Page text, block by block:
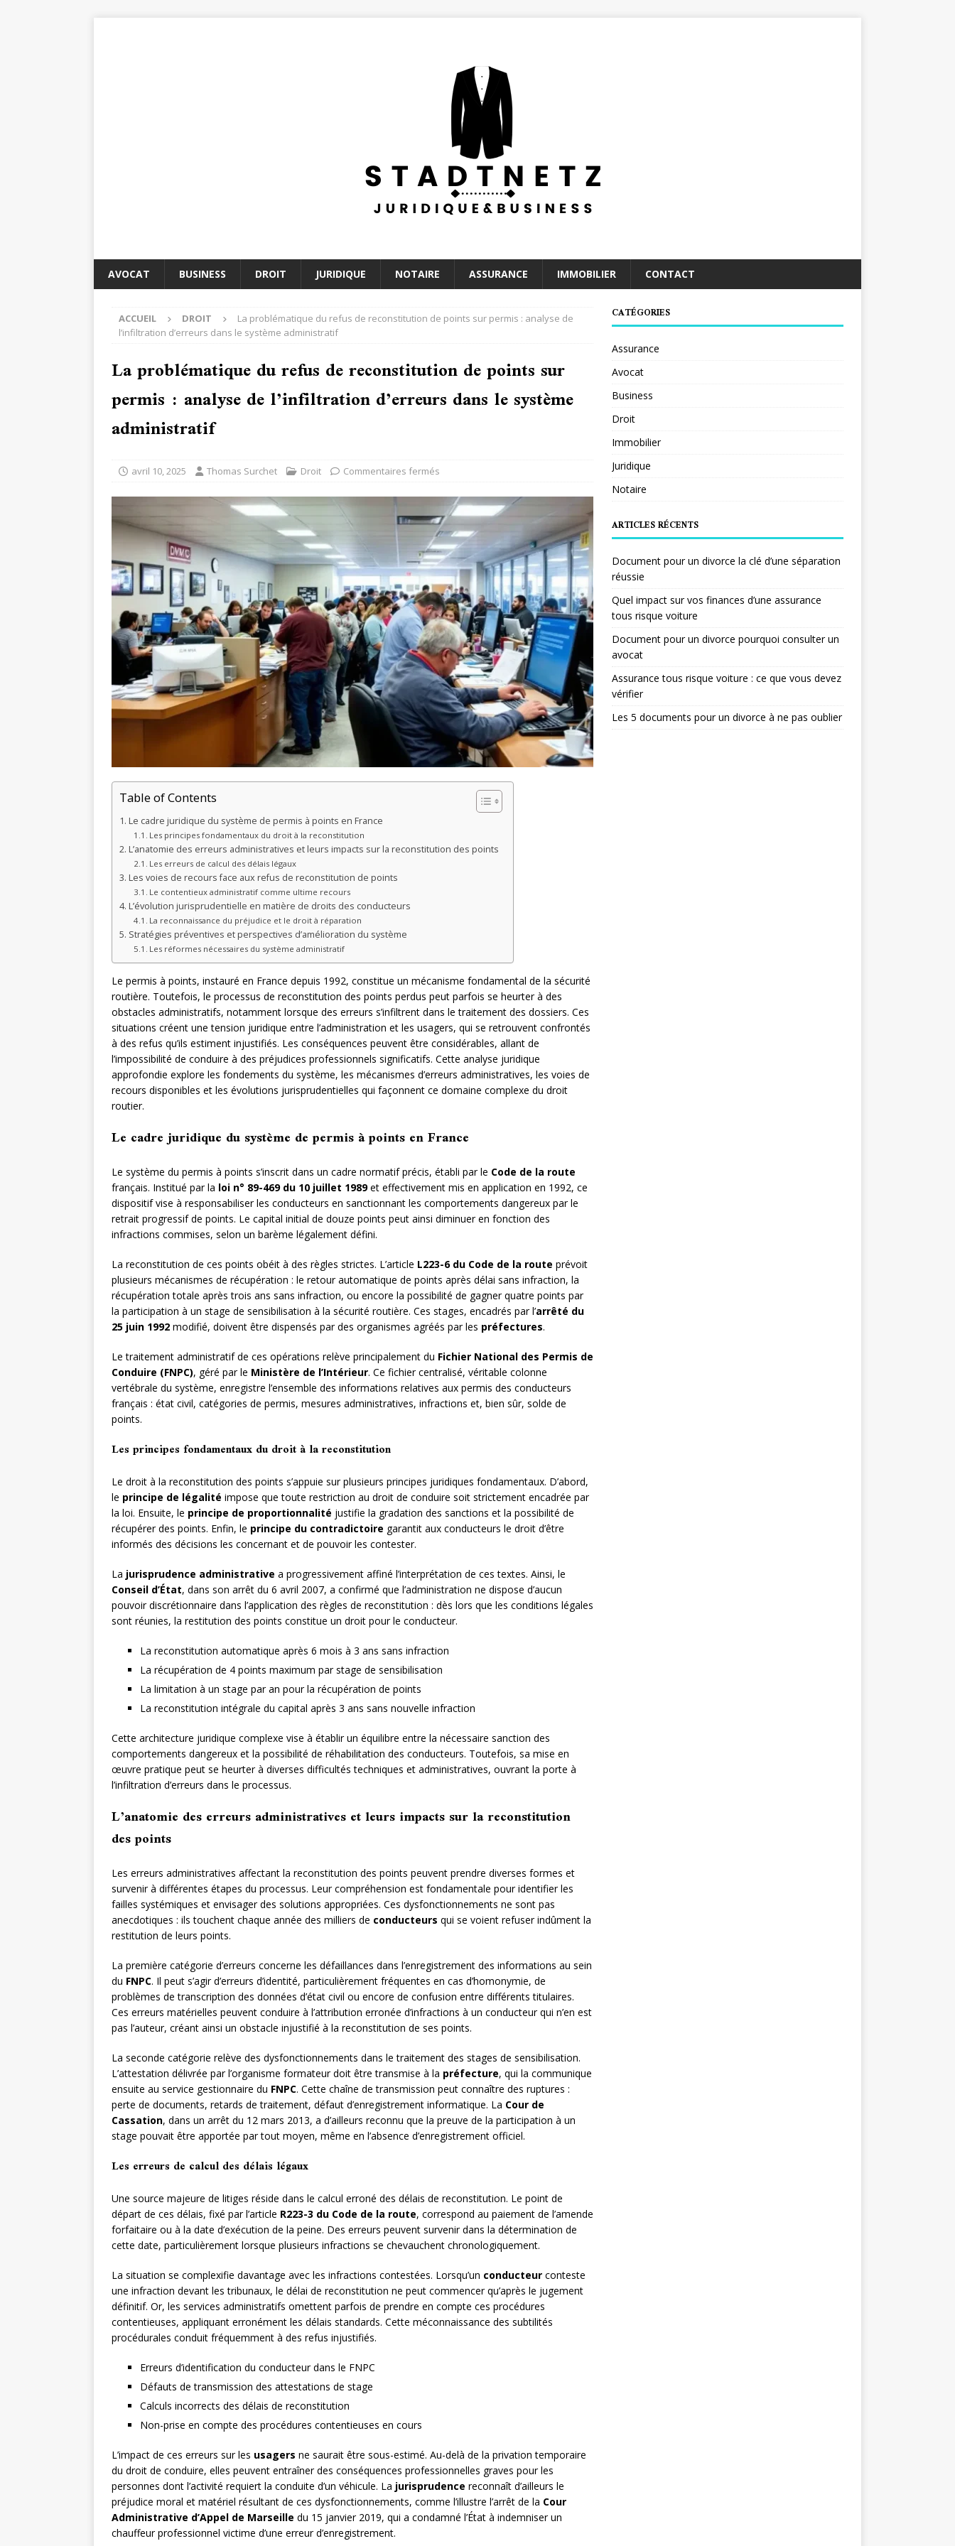
AVOCAT BUSINESS DROIT JURIDIQUE NOTAIRE ASSURANCE IMMOBILIER CONTACT
ACCUEIL DROIT
La problématique du refus de reconstitution de points sur permis : analyse de
l’infiltration d’erreurs dans le système administratif
La problématique du refus de reconstitution de points sur
permis : analyse de l’infiltration d’erreurs dans le système
administratif
avril 10, 2025 Thomas Surchet Droit Commentaires fermés
Table of Contents
Le cadre juridique du système de permis à points en France
Les principes fondamentaux du droit à la reconstitution
L’anatomie des erreurs administratives et leurs impacts sur la reconstitution des points
Les erreurs de calcul des délais légaux
Les voies de recours face aux refus de reconstitution de points
Le contentieux administratif comme ultime recours
L’évolution jurisprudentielle en matière de droits des conducteurs
La reconnaissance du préjudice et le droit à réparation
Stratégies préventives et perspectives d’amélioration du système
Les réformes nécessaires du système administratif
Le permis à points, instauré en France depuis 1992, constitue un mécanisme fondamental de la sécurité
routière. Toutefois, le processus de reconstitution des points perdus peut parfois se heurter à des
obstacles administratifs, notamment lorsque des erreurs s’infiltrent dans le traitement des dossiers. Ces
situations créent une tension juridique entre l’administration et les usagers, qui se retrouvent confrontés
à des refus qu’ils estiment injustifiés. Les conséquences peuvent être considérables, allant de
l’impossibilité de conduire à des préjudices professionnels significatifs. Cette analyse juridique
approfondie explore les fondements du système, les mécanismes d’erreurs administratives, les voies de
recours disponibles et les évolutions jurisprudentielles qui façonnent ce domaine complexe du droit
routier.
Le cadre juridique du système de permis à points en France
Le système du permis à points s’inscrit dans un cadre normatif précis, établi par le Code de la route
français. Institué par la loi n° 89-469 du 10 juillet 1989et effectivement mis en application en 1992, ce
dispositif vise à responsabiliser les conducteurs en sanctionnant les comportements dangereux par le
retrait progressif de points. Le capital initial de douze points peut ainsi diminuer en fonction des
infractions commises, selon un barème légalement défini.
La reconstitution de ces points obéit à des règles strictes. L’article L223-6 du Code de la route prévoit
plusieurs mécanismes de récupération : le retour automatique de points après délai sans infraction, la
récupération totale après trois ans sans infraction, ou encore la possibilité de gagner quatre points par
la participation à un stage de sensibilisation à la sécurité routière. Ces stages, encadrés par l’arrêté du
25 juin 1992 modifié, doivent être dispensés par des organismes agréés par les préfectures.
Le traitement administratif de ces opérations relève principalement du Fichier National des Permis de
Conduire (FNPC), géré par le Ministère de l’Intérieur. Ce fichier centralisé, véritable colonne
vertébrale du système, enregistre l’ensemble des informations relatives aux permis des conducteurs
français : état civil, catégories de permis, mesures administratives, infractions et, bien sûr, solde de
points.
Les principes fondamentaux du droit à la reconstitution
Le droit à la reconstitution des points s’appuie sur plusieurs principes juridiques fondamentaux. D’abord,
le principe de légalité impose que toute restriction au droit de conduire soit strictement encadrée par
la loi. Ensuite, le principe de proportionnalité justifie la gradation des sanctions et la possibilité de
récupérer des points. Enfin, le principe du contradictoire garantit aux conducteurs le droit d’être
informés des décisions les concernant et de pouvoir les contester.
La jurisprudence administrative a progressivement affiné l’interprétation de ces textes. Ainsi, le
Conseil d’État, dans son arrêt du 6 avril 2007, a confirmé que l’administration ne dispose d’aucun
pouvoir discrétionnaire dans l’application des règles de reconstitution : dès lors que les conditions légales
sont réunies, la restitution des points constitue un droit pour le conducteur.
La reconstitution automatique après 6 mois à 3 ans sans infraction
La récupération de 4 points maximum par stage de sensibilisation
La limitation à un stage par an pour la récupération de points
La reconstitution intégrale du capital après 3 ans sans nouvelle infraction
Cette architecture juridique complexe vise à établir un équilibre entre la nécessaire sanction des
comportements dangereux et la possibilité de réhabilitation des conducteurs. Toutefois, sa mise en
œuvre pratique peut se heurter à diverses difficultés techniques et administratives, ouvrant la porte à
l’infiltration d’erreurs dans le processus.
L’anatomie des erreurs administratives et leurs impacts sur la reconstitution
des points
Les erreurs administratives affectant la reconstitution des points peuvent prendre diverses formes et
survenir à différentes étapes du processus. Leur compréhension est fondamentale pour identifier les
failles systémiques et envisager des solutions appropriées. Ces dysfonctionnements ne sont pas
anecdotiques : ils touchent chaque année des milliers de conducteurs qui se voient refuser indûment la
restitution de leurs points.
La première catégorie d’erreurs concerne les défaillances dans l’enregistrement des informations au sein
du FNPC. Il peut s’agir d’erreurs d’identité, particulièrement fréquentes en cas d’homonymie, de
problèmes de transcription des données d’état civil ou encore de confusion entre différents titulaires.
Ces erreurs matérielles peuvent conduire à l’attribution erronée d’infractions à un conducteur qui n’en est
pas l’auteur, créant ainsi un obstacle injustifié à la reconstitution de ses points.
La seconde catégorie relève des dysfonctionnements dans le traitement des stages de sensibilisation.
L’attestation délivrée par l’organisme formateur doit être transmise à la préfecture, qui la communique
ensuite au service gestionnaire du FNPC. Cette chaîne de transmission peut connaître des ruptures :
perte de documents, retards de traitement, défaut d’enregistrement informatique. La Cour de
Cassation, dans un arrêt du 12 mars 2013, a d’ailleurs reconnu que la preuve de la participation à un
stage pouvait être apportée par tout moyen, même en l’absence d’enregistrement officiel.
Les erreurs de calcul des délais légaux
Une source majeure de litiges réside dans le calcul erroné des délais de reconstitution. Le point de
départ de ces délais, fixé par l’article R223-3 du Code de la route, correspond au paiement de l’amende
forfaitaire ou à la date d’exécution de la peine. Des erreurs peuvent survenir dans la détermination de
cette date, particulièrement lorsque plusieurs infractions se chevauchent chronologiquement.
La situation se complexifie davantage avec les infractions contestées. Lorsqu’un conducteur conteste
une infraction devant les tribunaux, le délai de reconstitution ne peut commencer qu’après le jugement
définitif. Or, les services administratifs omettent parfois de prendre en compte ces procédures
contentieuses, appliquant erronément les délais standards. Cette méconnaissance des subtilités
procédurales conduit fréquemment à des refus injustifiés.
Erreurs d’identification du conducteur dans le FNPC
Défauts de transmission des attestations de stage
Calculs incorrects des délais de reconstitution
Non-prise en compte des procédures contentieuses en cours
L’impact de ces erreurs sur les usagers ne saurait être sous-estimé. Au-delà de la privation temporaire
du droit de conduire, elles peuvent entraîner des conséquences professionnelles graves pour les
personnes dont l’activité requiert la conduite d’un véhicule. La jurisprudence reconnaît d’ailleurs le
préjudice moral et matériel résultant de ces dysfonctionnements, comme l’illustre l’arrêt de la Cour
Administrative d’Appel de Marseille du 15 janvier 2019, qui a condamné l’État à indemniser un
chauffeur professionnel victime d’une erreur d’enregistrement.
CATÉGORIES
Assurance
Avocat
Business
Droit
Immobilier
Juridique
Notaire
ARTICLES RÉCENTS
Document pour un divorce la clé d’une séparation
réussie
Quel impact sur vos finances d’une assurance
tous risque voiture
Document pour un divorce pourquoi consulter un
avocat
Assurance tous risque voiture : ce que vous devez
vérifier
Les 5 documents pour un divorce à ne pas oublier